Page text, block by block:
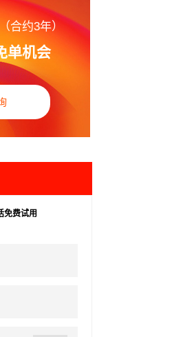
合约3年）
单机会
免费试用